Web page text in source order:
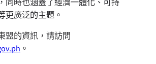
同時也涵蓋了經濟一體化、可持
更廣泛的主題。
盟的資訊，請訪問
。